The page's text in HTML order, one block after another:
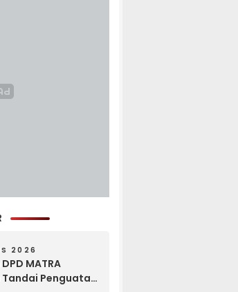
2026
MATRA
Penguatan